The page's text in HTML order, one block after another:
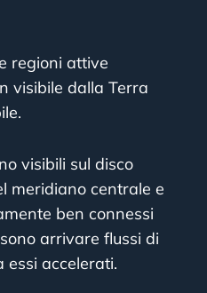
regioni attive
visibile dalla Terra
visibili sul disco
meridiano centrale e
ben connessi
arrivare flussi di
essi accelerati.